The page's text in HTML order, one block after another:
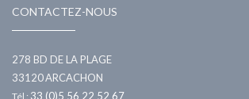
CONTACTEZ-NOUS
278 BD DE LA PLAGE
33120ARCACHON
Tél : 33 (0)5 56 22 52 67